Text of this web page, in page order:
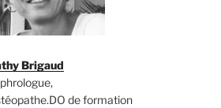
Brigaud
de formation